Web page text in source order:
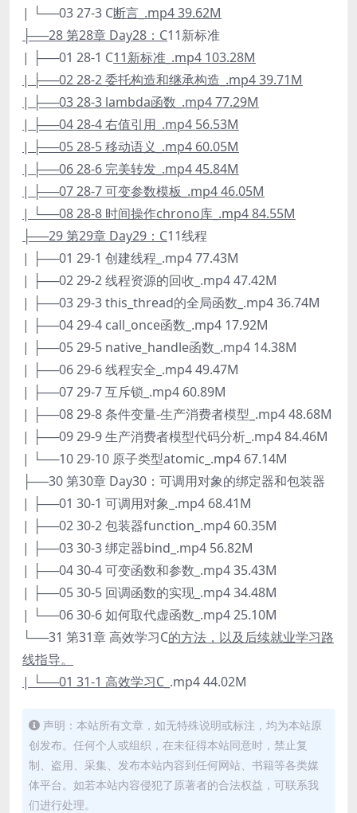
| └──03 27-3 C断言_.mp4 39.62M
├──28 第28章 Day28：C11新标准
| ├──01 28-1 C11新标准_.mp4 103.28M
| ├──02 28-2 委托构造和继承构造_.mp4 39.71M
| ├──03 28-3 lambda函数_.mp4 77.29M
| ├──04 28-4 右值引用_.mp4 56.53M
| ├──05 28-5 移动语义_.mp4 60.05M
| ├──06 28-6 完美转发_.mp4 45.84M
| ├──07 28-7 可变参数模板_.mp4 46.05M
| └──08 28-8 时间操作chrono库_.mp4 84.55M
├──29 第29章 Day29：C11线程
| ├──01 29-1 创建线程_.mp4 77.43M
| ├──02 29-2 线程资源的回收_.mp4 47.42M
| ├──03 29-3 this_thread的全局函数_.mp4 36.74M
| ├──04 29-4 call_once函数_.mp4 17.92M
| ├──05 29-5 native_handle函数_.mp4 14.38M
| ├──06 29-6 线程安全_.mp4 49.47M
| ├──07 29-7 互斥锁_.mp4 60.89M
| ├──08 29-8 条件变量-生产消费者模型_.mp4 48.68M
| ├──09 29-9 生产消费者模型代码分析_.mp4 84.46M
| └──10 29-10 原子类型atomic_.mp4 67.14M
├──30 第30章 Day30：可调用对象的绑定器和包装器
| ├──01 30-1 可调用对象_.mp4 68.41M
| ├──02 30-2 包装器function_.mp4 60.35M
| ├──03 30-3 绑定器bind_.mp4 56.82M
| ├──04 30-4 可变函数和参数_.mp4 35.43M
| ├──05 30-5 回调函数的实现_.mp4 34.48M
| └──06 30-6 如何取代虚函数_.mp4 25.10M
└──31 第31章 高效学习C的方法，以及后续就业学习路
线指导。
| └──01 31-1 高效学习C _.mp4 44.02M
声明：本站所有文章，如无特殊说明或标注，均为本站原
创发布。任何个人或组织，在未征得本站同意时，禁止复
制、盗用、采集、发布本站内容到任何网站、书籍等各类媒
体平台。如若本站内容侵犯了原著者的合法权益，可联系我
们进行处理。